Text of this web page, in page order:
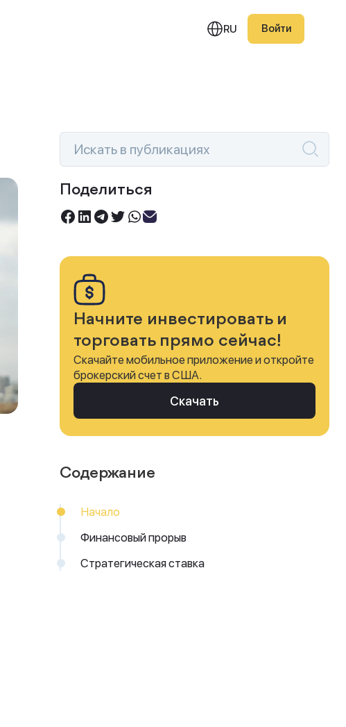
Торгуйте акциями без комиссий
Обновление Investlink 1.6.2:
курс на активную торговлю
RU Войти
Поделиться
Начните инвестировать и
торговать прямо сейчас!
Скачайте мобильное приложение и откройте
брокерский счет в США.
Скачать
Содержание
Начало
Финансовый прорыв
Стратегическая ставка